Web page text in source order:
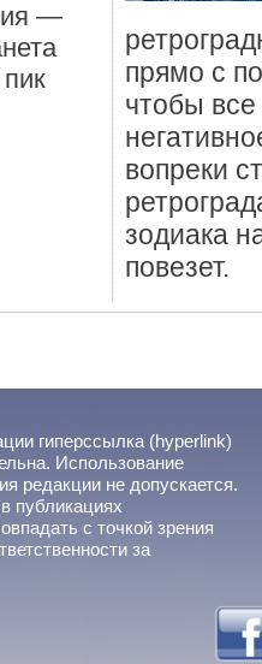
—
прямо с
чтобы
вопреки
зодиака
повезет.
гиперссылка (hyperlink)
Использование
редакции не допускается.
публикациях
с точкой зрения
за